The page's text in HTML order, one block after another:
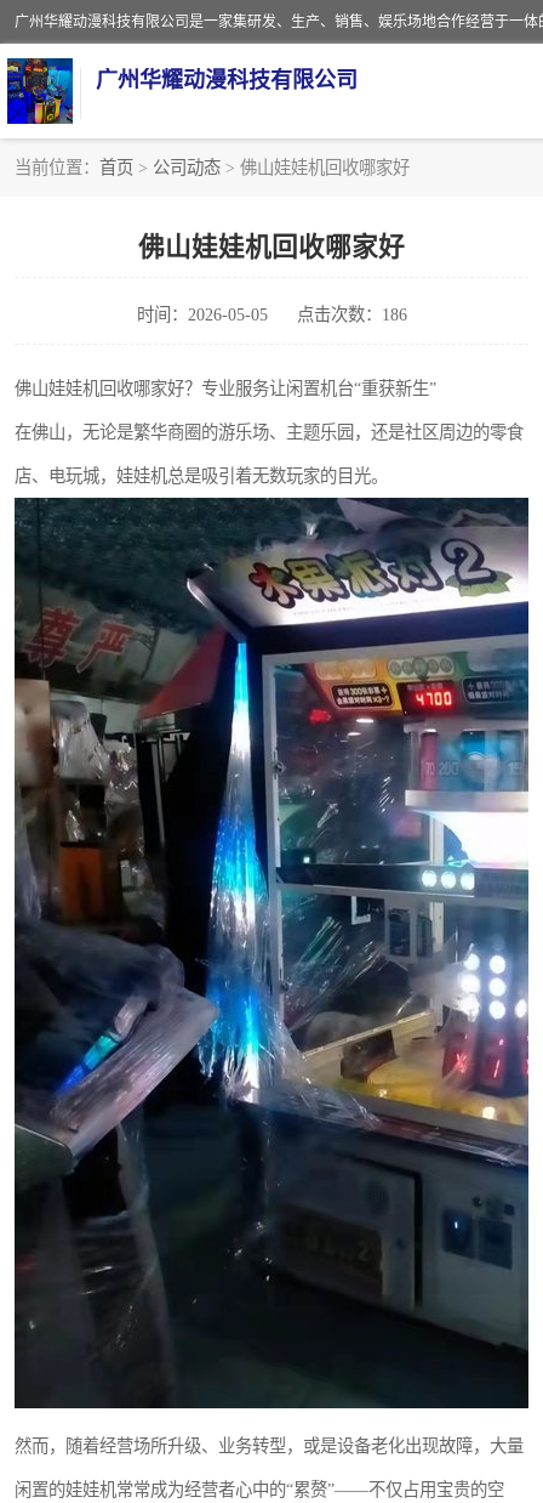
广州华耀动漫科技有限公司
当前位置： 首页 > 公司动态 > 佛山娃娃机回收哪家好
佛山娃娃机回收哪家好
时间：2026-05-05 点击次数：186
佛山娃娃机回收哪家好？专业服务让闲置机台“重获新生”
在佛山，无论是繁华商圈的游乐场、主题乐园，还是社区周边的零食
店、电玩城，娃娃机总是吸引着无数玩家的目光。
然而，随着经营场所升级、业务转型，或是设备老化出现故障，大量
闲置的娃娃机常常成为经营者心中的“累赘”——不仅占用宝贵的空
游戏厅回收